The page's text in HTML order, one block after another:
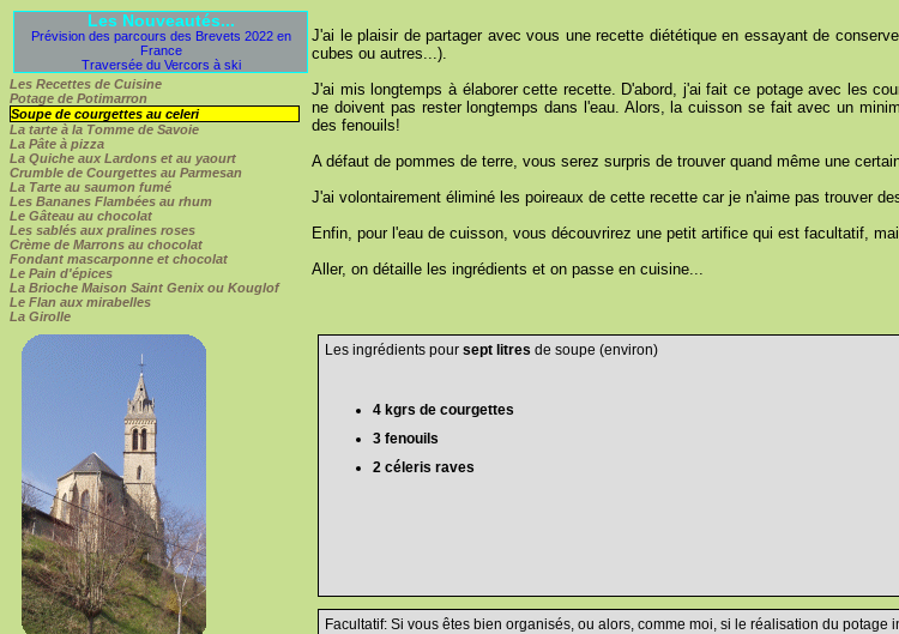
Les Nouveautés...
Prévision des parcours des Brevets 2022 en
France
Traversée du Vercors à ski
Les Recettes de Cuisine
Potage de Potimarron
Soupe de courgettes au celeri
La tarte à la Tomme de Savoie
La Pâte à pizza
La Quiche aux Lardons et au yaourt
Crumble de Courgettes au Parmesan
La Tarte au saumon fumé
Les Bananes Flambées au rhum
Le Gâteau au chocolat
Les sablés aux pralines roses
Crème de Marrons au chocolat
Fondant mascarponne et chocolat
Le Pain d'épices
La Brioche Maison Saint Genix ou Kouglof
Le Flan aux mirabelles
La Girolle
J'ai le plaisir de partager avec vous une recette diététique en essayant de
cubes ou autres...).
J'ai mis longtemps à élaborer cette recette. D'abord, j'ai fait ce potage avec les
ne doivent pas rester longtemps dans l'eau. Alors, la cuisson se fait avec un
des fenouils!
A défaut de pommes de terre, vous serez surpris de trouver quand même une
J'ai volontairement éliminé les poireaux de cette recette car je n'aime pas trouver
Enfin, pour l'eau de cuisson, vous découvrirez une petit artifice qui est facultatif,
Aller, on détaille les ingrédients et on passe en cuisine...
Les ingrédients poursept litres de soupe (environ)
4 kgrs de courgettes
3 fenouils
2 céleris raves
Facultatif: Si vous êtes bien organisés, ou alors, comme moi, si le réalisation du potage